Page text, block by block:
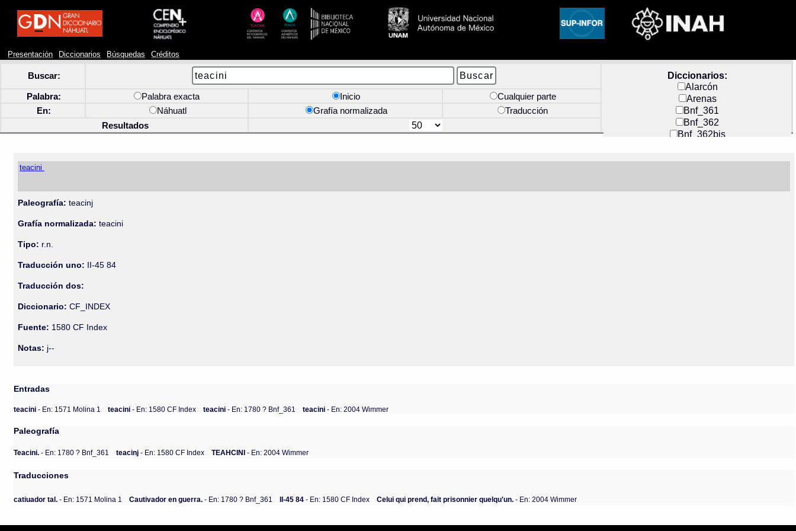
Presentación Diccionarios Búsquedas Créditos
Buscar:
Diccionarios:
Alarcón
Arenas
Bnf_361
Bnf_362
Bnf_362bis
Docs_México
Palabra: Palabra exacta Inicio
Cualquier parte
En:
Náhuatl Grafía normalizada
Traducción
Resultados
teacini
Paleografía: teacinj
Grafía normalizada: teacini
Tipo: r.n.
Traducción uno: II-45 84
Traducción dos:
Diccionario:CF_INDEX
Fuente: 1580 CF Index
Notas: j--
Entradas
teacini- En: 1571 Molina 1 teacini- En: 1580 CF Index teacini- En: 1780 ? Bnf_361 teacini- En: 2004 Wimmer
Paleografía
Teacini. - En: 1780 ? Bnf_361 teacinj - En: 1580 CF Index TEAHCINI - En: 2004 Wimmer
Traducciones
catiuador tal. - En: 1571 Molina 1 Cautivador en guerra. - En: 1780 ? Bnf_361 II-45 84 - En: 1580 CF Index Celui qui prend, fait prisonnier quelqu'un. - En: 2004 Wimmer